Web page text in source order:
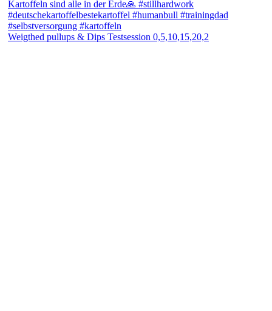
Weigthed pullups & Dips Testsession 0,5,10,15,20,2